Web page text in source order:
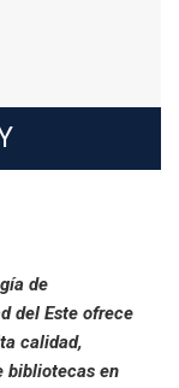
de
del Este ofrece
calidad,
bibliotecas en